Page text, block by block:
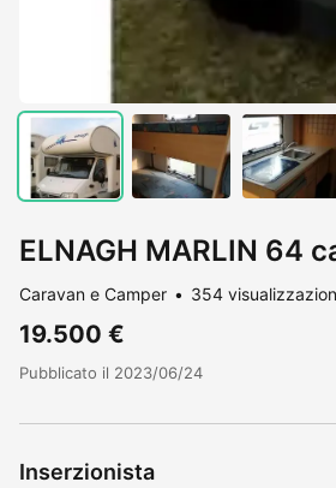
ELNAGH MARLIN 64
Caravan e Camper 354
19.500 €
Pubblicato il 2023/06/24
Inserzionista